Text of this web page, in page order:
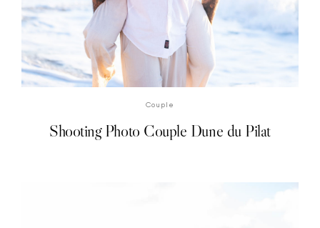
Couple
Shooting Photo Couple Dune du Pilat
DÉCOUVRIR LE SHOOTING PHOTO